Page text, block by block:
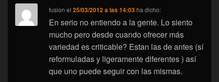
fusion el25/03/2012 a las 14:03 ha dicho:
En serio no entiendo a la gente. Lo siento
mucho pero desde cuando ofrecer más
variedad es criticable? Estan las de antes (sí
reformuladas y ligeramente diferentes ) así
que uno puede seguir con las mismas.